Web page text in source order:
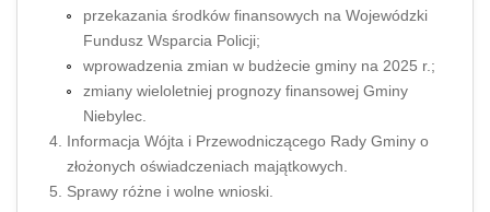
przekazania środków finansowych na Wojewódzki
Fundusz Wsparcia Policji;
wprowadzenia zmian w budżecie gminy na 2025 r.;
zmiany wieloletniej prognozy finansowej Gminy
Niebylec.
Informacja Wójta i Przewodniczącego Rady Gminy o
złożonych oświadczeniach majątkowych.
Sprawy różne i wolne wnioski.